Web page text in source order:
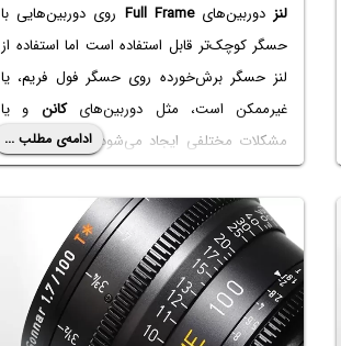
لنز دوربین‌هایFull Frame روی دوربین‌هایی با
حسگر کوچک‌تر قابل استفاده است اما استفاده از
لنز حسگر برش‌خورده روی حسگر فول فریم، یا
غیرممکن است، مثل دوربین‌هایکانن و یا
مشکلات مختلفی ایجاد می‌شود، مثل محصولات
سونیونیکون.
در این مقاله می‌خواهیم به این سوال بپردازیم که
اگردوربین فول فریمنباشد، آیا خرید لنز مخصوص
حسگر فول فریم، هزینه‌ی اضافی و غیرمنطقی
است یا بهتر است این کار انجام شود؟
ادامه‌ی مطلب ...